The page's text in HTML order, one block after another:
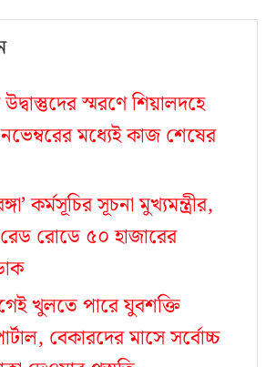
স্মরণে শিয়ালদহে
মধ্যেই কাজ শেষের
কর্মসূচির সূচনা মুখ্যমন্ত্রীর,
রোডে ৫০ হাজারের
খুলতে পারে যুবশক্তি
বেকারদের মাসে সর্বোচ্চ